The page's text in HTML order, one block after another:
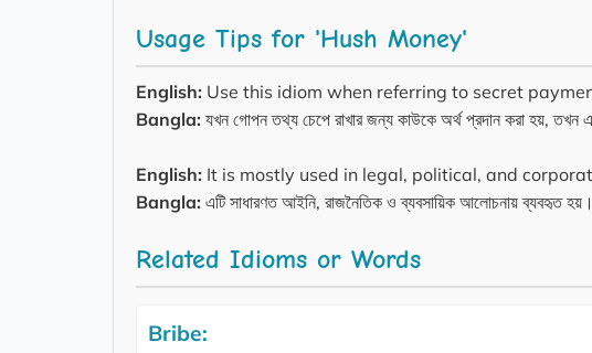
Usage Tips for 'Hush Money'
English: Use this idiom when referring to secret
Bangla: যখন গোপন তথ্য চেপে রাখার জন্য কাউকে অর্থ প্রদান করা হয়,
English: It is mostly used in legal, political, and
Bangla: এটি সাধারণত আইনি, রাজনৈতিক ও ব্যবসায়িক আলোচনায় ব্যবহৃত হয়।
Related Idioms or Words
Bribe: